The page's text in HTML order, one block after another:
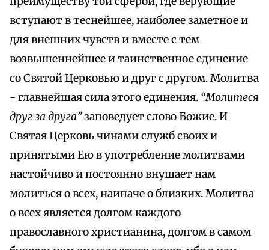
вступают в теснейшее, наиболее заметное и
для внешних чувств и вместе с тем
возвышеннейшее и таинственное единение
со Святой Церковью и друг с другом. Молитва
- главнейшая сила этого единения. “Молитеся
друг за друга”заповедует слово Божие. И
Святая Церковь чинами служб своих и
принятыми Ею в употребление молитвами
настойчиво и постоянно внушает нам
молиться о всех, наипаче о близких. Молитва
о всех является долгом каждого
православного христианина, долгом в самом